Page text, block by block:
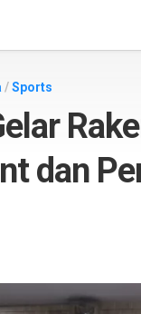
/Sports
dan